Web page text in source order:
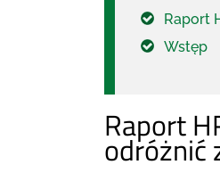
Raport
Wstęp
Raport
odróżnić